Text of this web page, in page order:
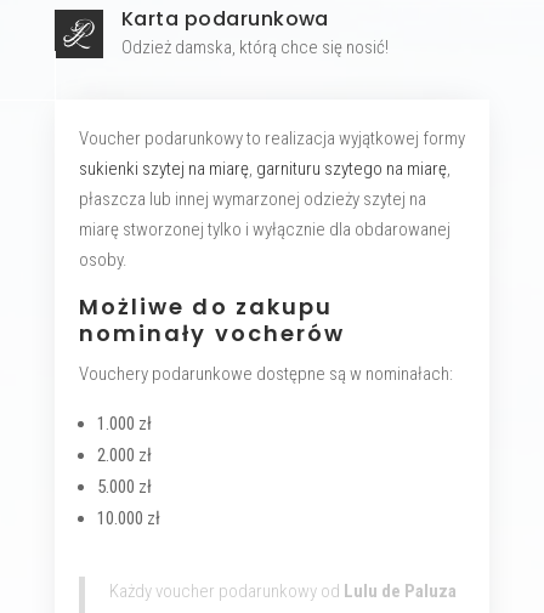
Karta podarunkowa
Odzież damska, którą chce się nosić!
Voucher podarunkowy to realizacja wyjątkowej formy
sukienki szytej na miarę, garnituru szytego na miarę,
płaszcza lub innej wymarzonej odzieży szytej na
miarę stworzonej tylko i wyłącznie dla obdarowanej
osoby.
Możliwe do zakupu
nominały vocherów
Vouchery podarunkowe dostępne są w nominałach:
1.000 zł
2.000 zł
5.000 zł
10.000 zł
Każdy voucher podarunkowy od Lulu de Paluza